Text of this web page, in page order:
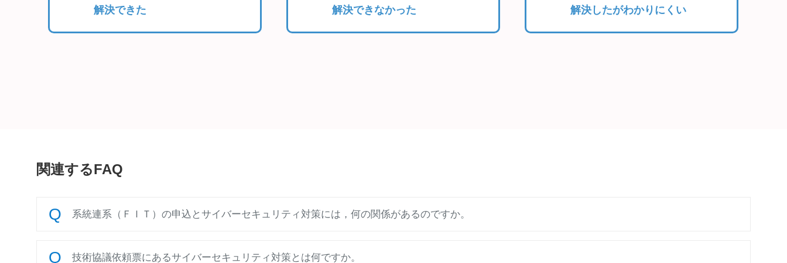
解決できた 解決できなかった 解決したがわかりにくい
関連するFAQ
系統連系（ＦＩＴ）の申込とサイバーセキュリティ対策には，何の関係があるのですか。
技術協議依頼票にあるサイバーセキュリティ対策とは何ですか。